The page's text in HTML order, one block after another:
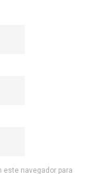
este navegador para